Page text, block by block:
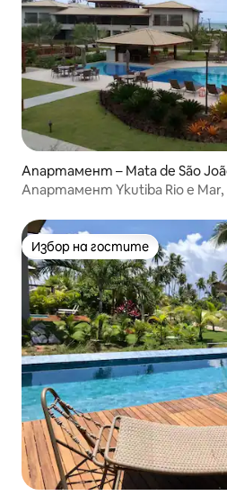
Апартамент – Mata de São
Апартамент Ykutiba Rio e Mar,
Избор на гостите
Избор на гостите